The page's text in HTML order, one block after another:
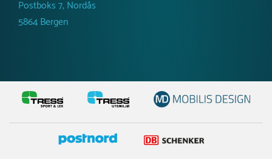
Postboks 7, Nordås
5864 Bergen